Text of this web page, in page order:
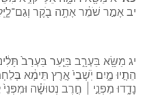
יב אָמַ֣ר שֹׁמֵ֔ר אָתָ֥ה בֹ֖קֶר
יג מַשָּׂ֖א בַּעְרָ֑ב בַּיַּ֤עַר בַּעְרַב֙
הֵתָ֣יוּ מָ֑יִם יֹֽשְׁבֵי֙ אֶ֣רֶץ תֵּימָ֔א
נָדָ֑דוּ מִפְּנֵ֣י ׀ חֶ֣רֶב נְטוּשָׁ֗ה